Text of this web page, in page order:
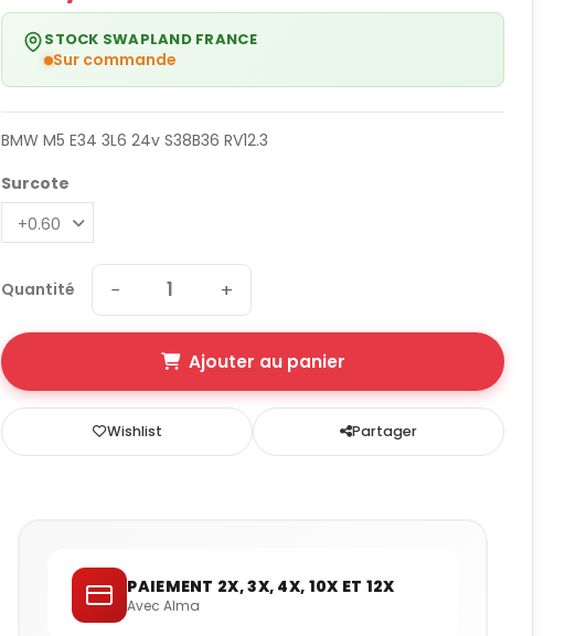
STOCK SWAPLAND FRANCE
Sur commande
BMW M5 E34 3L6 24v S38B36 RV12.3
Surcote
Quantité − +
Ajouter au panier
Wishlist Partager
PAIEMENT 2X, 3X, 4X, 10X ET 12X
Avec Alma